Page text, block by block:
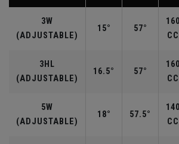
3W
(ADJUSTABLE)
15° 57°
160
CC
3HL
(ADJUSTABLE)
16.5° 57°
160
CC
5W
(ADJUSTABLE)
18° 57.5°
140
CC